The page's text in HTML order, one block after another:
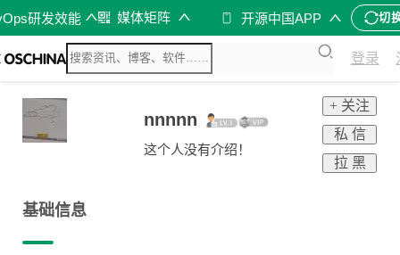
研发效能 媒体矩阵 开源中国APP 切
登录
nnnnn
这个人没有介绍！
+ 关注
私 信
拉 黑
基础信息